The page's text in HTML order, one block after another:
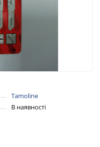
Tamoline
В наявності